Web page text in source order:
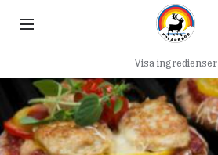
Visa ingredienser